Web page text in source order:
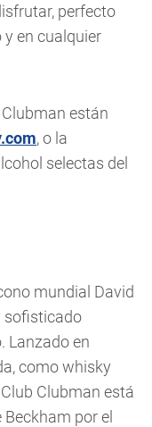
perfecto
en cualquier
están
, o la
selectas del
mundial David
sofisticado
Lanzado en
como whisky
Clubman está
por el